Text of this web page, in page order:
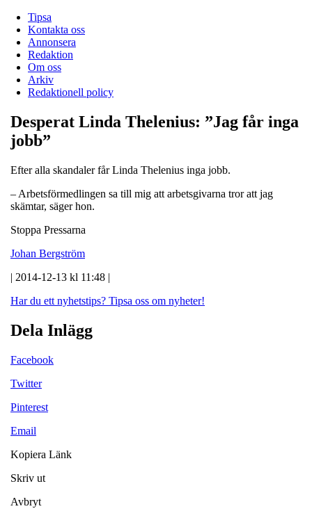
Tipsa
Kontakta oss
Annonsera
Redaktion
Om oss
Arkiv
Redaktionell policy
Desperat Linda Thelenius: ”Jag får inga
jobb”
Efter alla skandaler får Linda Thelenius inga jobb.
– Arbetsförmedlingen sa till mig att arbetsgivarna tror att jag
skämtar, säger hon.
Stoppa Pressarna
Johan Bergström
| 2014-12-13 kl 11:48 |
Har du ett nyhetstips? Tipsa oss om nyheter!
Dela Inlägg
Facebook
Twitter
Pinterest
Email
Kopiera Länk
Skriv ut
Avbryt